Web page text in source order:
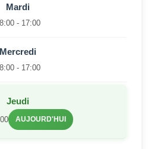
Mardi
- 17:00
Mercredi
- 17:00
Jeudi
AUJOURD'HUI